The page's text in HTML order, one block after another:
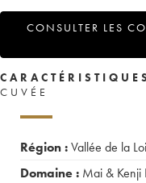
CONSULTER LES
CUVÉE
Région :Vallée de la
Domaine : Mai & Kenji